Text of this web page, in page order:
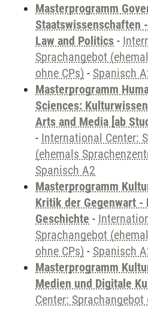
Masterprogramm
Staatswissenschaften
Law and Politics -
Sprachangebot
ohne CPs) - Spanisch
Masterprogramm
Sciences:
Arts and Media [ab
- International Center:
(ehemals
Spanisch A2
Masterprogramm
Kritik der Gegenwart -
Geschichte -
Sprachangebot
ohne CPs) - Spanisch
Masterprogramm
Medien und Digitale
Center: Sprachangebot